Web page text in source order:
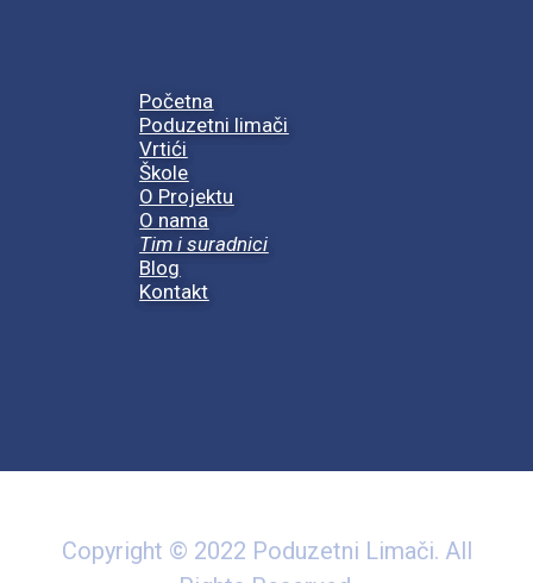
Početna
Poduzetni limači
Vrtići
Škole
O Projektu
O nama
Tim i suradnici
Blog
Kontakt
Copyright © 2022 Poduzetni Limači. All